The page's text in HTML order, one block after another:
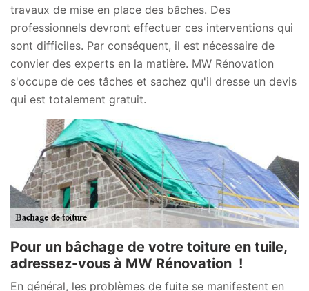
travaux de mise en place des bâches. Des
professionnels devront effectuer ces interventions qui
sont difficiles. Par conséquent, il est nécessaire de
convier des experts en la matière. MW Rénovation
s'occupe de ces tâches et sachez qu'il dresse un devis
qui est totalement gratuit.
Pour un bâchage de votre toiture en tuile,
adressez-vous à MW Rénovation !
En général, les problèmes de fuite se manifestent en